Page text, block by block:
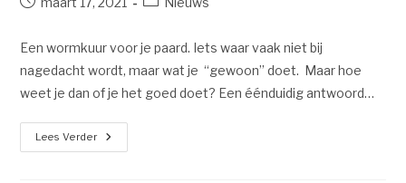
Een wormkuur voor je paard. Iets waar vaak niet bij
nagedacht wordt, maar wat je “gewoon” doet. Maar hoe
weet je dan of je het goed doet? Een éénduidig antwoord…
Lees Verder